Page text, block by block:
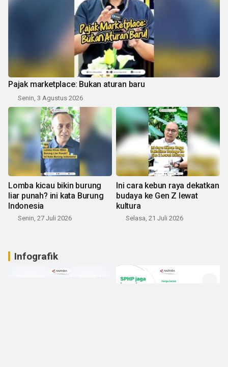
Pajak marketplace: Bukan aturan baru
Senin, 3 Agustus 2026
Lomba kicau bikin burung
liar punah? ini kata Burung
Indonesia
Senin, 27 Juli 2026
Ini cara kebun raya dekatkan
budaya ke Gen Z lewat
kultura
Selasa, 21 Juli 2026
Infografik